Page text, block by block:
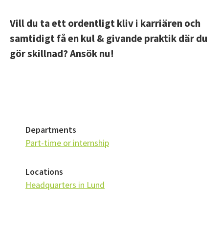
Vill du ta ett ordentligt kliv i karriären och
samtidigt få en kul & givande praktik där du
gör skillnad? Ansök nu!
Departments
Part-time or internship
Locations
Headquarters in Lund